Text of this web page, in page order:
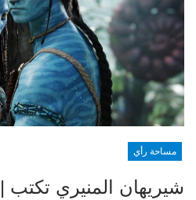
مساحة رأي
شيريهان المنيري